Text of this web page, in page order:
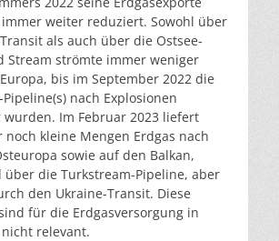
weiter reduziert. Sowohl über
als auch über die Ostsee-
Stream strömte immer weniger
bis im September 2022 die
nach Explosionen
Im Februar 2023 liefert
noch kleine Mengen Erdgas nach
sowie auf den Balkan,
über die Turkstream-Pipeline, aber
den Ukraine-Transit. Diese
für die Erdgasversorgung in
relevant.